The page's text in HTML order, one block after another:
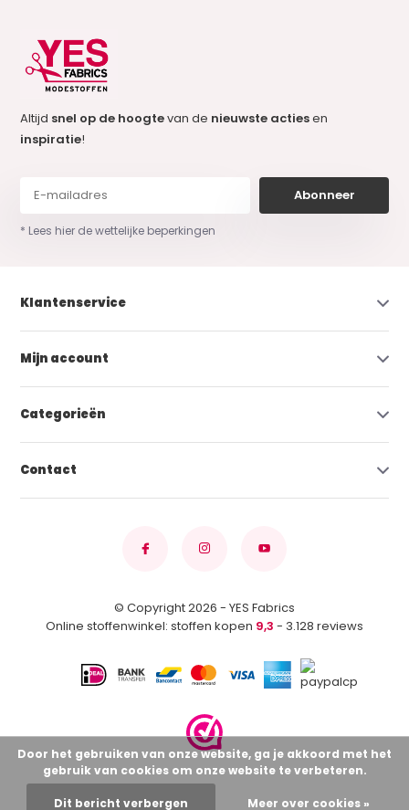
Altijd snel op de hoogtevan de nieuwste actiesen
inspiratie!
Abonneer
* Lees hier de wettelijke beperkingen
Klantenservice
Mijn account
Categorieën
Contact
© Copyright 2026 - YES Fabrics
Online stoffenwinkel: stoffen kopen 9,3 - 3.128 reviews
Door het gebruiken van onze website, ga je akkoord met het
gebruik van cookies om onze website te verbeteren.
Dit bericht verbergen Meer over cookies »